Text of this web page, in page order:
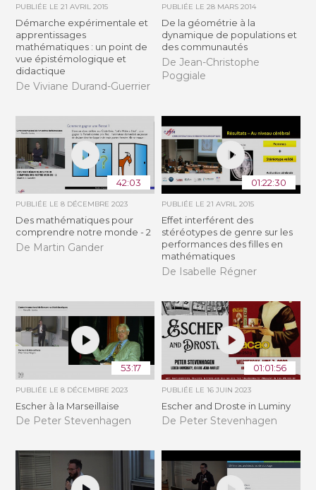
PUBLIÉE LE21 AVRIL 2015
Démarche expérimentale et
apprentissages
mathématiques : un point de
vue épistémologique et
didactique
De Viviane Durand-Guerrier
PUBLIÉE LE 28 MARS 2014
De la géométrie à la
dynamique de populations et
des communautés
De Jean-Christophe
Poggiale
42:03
PUBLIÉE LE8 DÉCEMBRE 2023
Des mathématiques pour
comprendre notre monde - 2
De Martin Gander
01:22:30
PUBLIÉE LE 21 AVRIL 2015
Effet interférent des
stéréotypes de genre sur les
performances des filles en
mathématiques
De Isabelle Régner
53:17
PUBLIÉE LE8 DÉCEMBRE 2023
Escher à la Marseillaise
De Peter Stevenhagen
01:01:56
PUBLIÉE LE 16 JUIN 2023
Escher and Droste in Luminy
De Peter Stevenhagen